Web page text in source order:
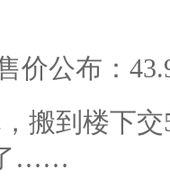
价公布：
搬到楼下
……